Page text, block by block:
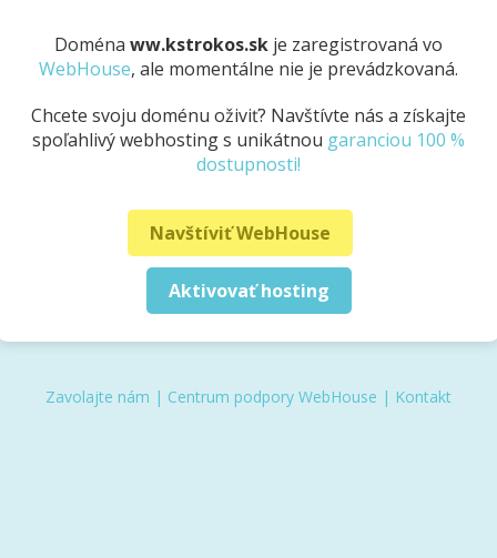
Doména ww.kstrokos.sk je zaregistrovaná vo
WebHouse, ale momentálne nie je prevádzkovaná.
Chcete svoju doménu oživiť? Navštívte nás a získajte
spoľahlivý webhosting s unikátnou garanciou 100 %
dostupnosti!
Navštíviť WebHouse
Aktivovať hosting
Zavolajte nám | Centrum podpory WebHouse | Kontakt